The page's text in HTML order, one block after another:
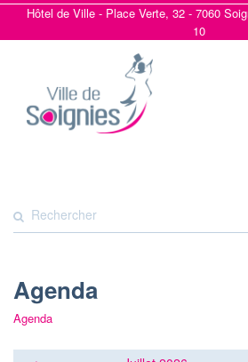
Hôtel de Ville - Place Verte, 32 - 7060
10
Agenda
Agenda